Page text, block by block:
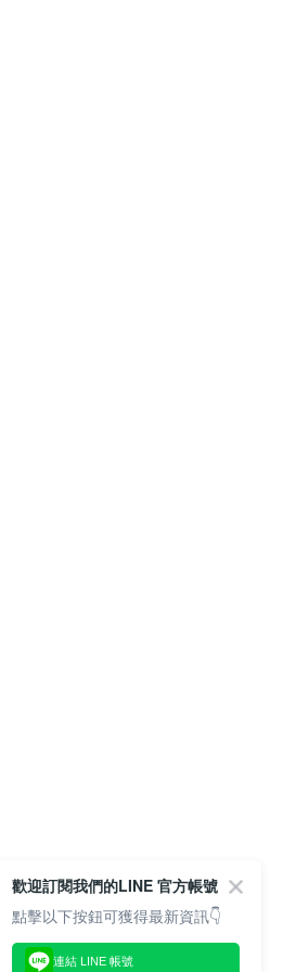
歡迎訂閱我們的LINE 官方帳號
點擊以下按鈕可獲得最新資訊👇
連結 LINE 帳號